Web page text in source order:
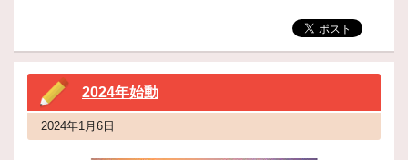
2024年始動
2024年1月6日